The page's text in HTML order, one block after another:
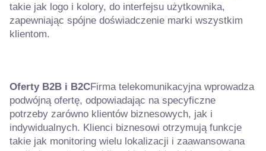
takie jak logo i kolory, do interfejsu użytkownika,
zapewniając spójne doświadczenie marki wszystkim
klientom.
Oferty B2B i B2CFirma telekomunikacyjna wprowadza
podwójną ofertę, odpowiadając na specyficzne
potrzeby zarówno klientów biznesowych, jak i
indywidualnych. Klienci biznesowi otrzymują funkcje
takie jak monitoring wielu lokalizacji i zaawansowana